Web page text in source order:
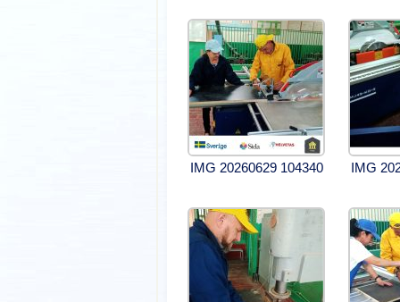
IMG 20260629 104340 IMG